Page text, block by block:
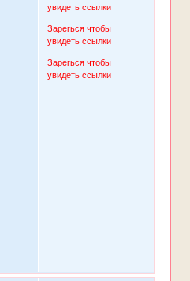
увидеть ссылки
Зарегься чтобы
увидеть ссылки
Зарегься чтобы
увидеть ссылки